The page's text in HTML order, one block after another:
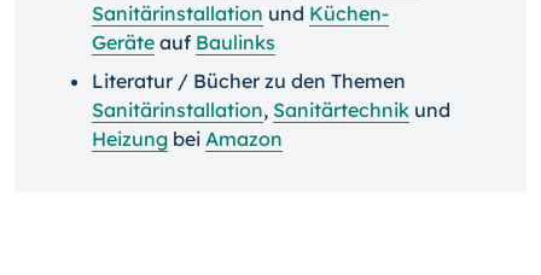
Sanitärinstallation und Küchen-
Geräte auf Baulinks
Literatur / Bücher zu den Themen
Sanitärinstallation, Sanitärtechnik und
Heizung bei Amazon